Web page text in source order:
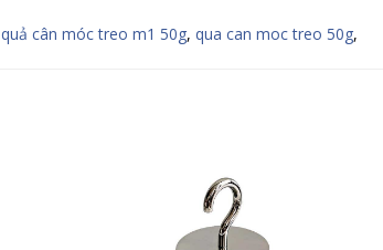
quả cân móc treo m1 50g, qua can moc treo 50g,